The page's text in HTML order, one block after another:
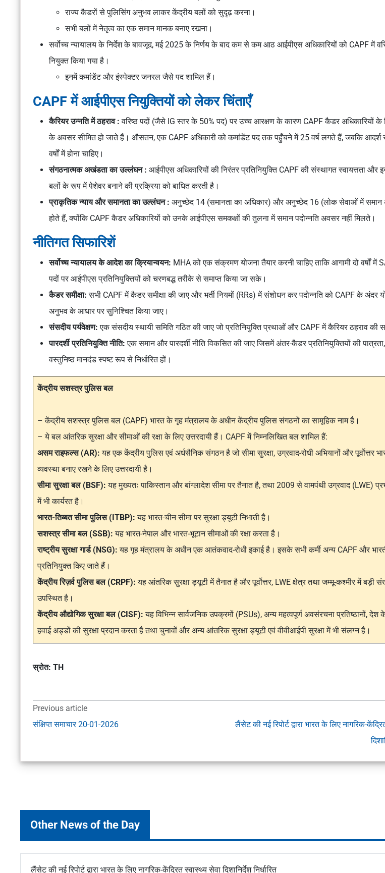
राज्य कैडरों से पुलिसिंग अनुभव लाकर केंद्रीय बलों को सुदृढ़ करना।
सभी बलों में नेतृत्व का एक समान मानक बनाए रखना।
सर्वोच्च न्यायालय के निर्देश के बावजूद, मई 2025 के निर्णय के बाद कम से कम आठ आईपीएस अधिकारियों को CAPF में
नियुक्त किया गया है।
इनमें कमांडेंट और इंस्पेक्टर जनरल जैसे पद शामिल हैं।
CAPF में आईपीएस नियुक्तियों को लेकर चिंताएँ
कैरियर उन्नति में ठहराव : वरिष्ठ पदों (जैसे IG स्तर के 50% पद) पर उच्च आरक्षण के कारण CAPF कैडर अधिकारियों के
के अवसर सीमित हो जाते हैं। औसतन, एक CAPF अधिकारी को कमांडेंट पद तक पहुँचने में 25 वर्ष लगते हैं, जबकि
वर्षों में होना चाहिए।
संगठनात्मक अखंडता का उल्लंघन : आईपीएस अधिकारियों की निरंतर प्रतिनियुक्ति CAPF की संस्थागत स्वायत्तता और
बलों के रूप में पेशेवर बनाने की प्रक्रिया को बाधित करती है।
प्राकृतिक न्याय और समानता का उल्लंघन : अनुच्छेद 14 (समानता का अधिकार) और अनुच्छेद 16 (लोक सेवाओं में समान
होते हैं, क्योंकि CAPF कैडर अधिकारियों को उनके आईपीएस समकक्षों की तुलना में समान पदोन्नति अवसर नहीं मिलते।
नीतिगत सिफारिशें
सर्वोच्च न्यायालय के आदेश का क्रियान्वयन: MHA को एक संक्रमण योजना तैयार करनी चाहिए ताकि आगामी दो वर्षों में
पदों पर आईपीएस प्रतिनियुक्तियों को चरणबद्ध तरीके से समाप्त किया जा सके।
कैडर समीक्षा: सभी CAPF में कैडर समीक्षा की जाए और भर्ती नियमों (RRs) में संशोधन कर पदोन्नति को CAPF के अंदर
अनुभव के आधार पर सुनिश्चित किया जाए।
संसदीय पर्यवेक्षण: एक संसदीय स्थायी समिति गठित की जाए जो प्रतिनियुक्ति प्रथाओं और CAPF में कैरियर ठहराव की
पारदर्शी प्रतिनियुक्ति नीति: एक समान और पारदर्शी नीति विकसित की जाए जिसमें अंतर-कैडर प्रतिनियुक्तियों की
वस्तुनिष्ठ मानदंड स्पष्ट रूप से निर्धारित हों।
केंद्रीय सशस्त्र पुलिस बल
– केंद्रीय सशस्त्र पुलिस बल (CAPF) भारत के गृह मंत्रालय के अधीन केंद्रीय पुलिस संगठनों का सामूहिक नाम है।
– ये बल आंतरिक सुरक्षा और सीमाओं की रक्षा के लिए उत्तरदायी हैं। CAPF में निम्नलिखित बल शामिल हैं:
असम राइफल्स (AR): यह एक केंद्रीय पुलिस एवं अर्धसैनिक संगठन है जो सीमा सुरक्षा, उग्रवाद-रोधी अभियानों और पूर्वोत्तर
व्यवस्था बनाए रखने के लिए उत्तरदायी है।
सीमा सुरक्षा बल (BSF): यह मुख्यतः पाकिस्तान और बांग्लादेश सीमा पर तैनात है, तथा 2009 से वामपंथी उग्रवाद (LWE)
में भी कार्यरत है।
भारत-तिब्बत सीमा पुलिस (ITBP): यह भारत-चीन सीमा पर सुरक्षा ड्यूटी निभाती है।
सशस्त्र सीमा बल (SSB): यह भारत-नेपाल और भारत-भूटान सीमाओं की रक्षा करता है।
राष्ट्रीय सुरक्षा गार्ड (NSG): यह गृह मंत्रालय के अधीन एक आतंकवाद-रोधी इकाई है। इसके सभी कर्मी अन्य CAPF और
प्रतिनियुक्त किए जाते हैं।
केंद्रीय रिज़र्व पुलिस बल (CRPF): यह आंतरिक सुरक्षा ड्यूटी में तैनात है और पूर्वोत्तर, LWE क्षेत्र तथा जम्मू-कश्मीर में बड़ी
उपस्थित है।
केंद्रीय औद्योगिक सुरक्षा बल (CISF): यह विभिन्न सार्वजनिक उपक्रमों (PSUs), अन्य महत्वपूर्ण अवसंरचना प्रतिष्ठानों, देश
हवाई अड्डों की सुरक्षा प्रदान करता है तथा चुनावों और अन्य आंतरिक सुरक्षा ड्यूटी एवं वीवीआईपी सुरक्षा में भी संलग्न है।
स्रोत: TH
Previous article
संक्षिप्त समाचार 20-01-2026
लैंसेट की नई रिपोर्ट द्वारा भारत के लिए नागरिक-
Other News of the Day
लैंसेट की नई रिपोर्ट द्वारा भारत के लिए नागरिक-केंद्रित स्वास्थ्य सेवा दिशानिर्देश निर्धारित